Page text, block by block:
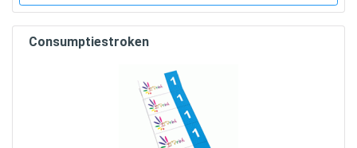
Consumptiestroken